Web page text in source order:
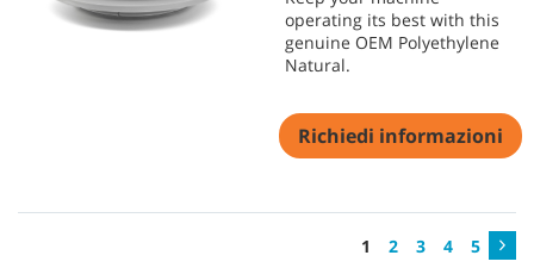
operating its best with this
genuine OEM Polyethylene
Natural.
Richiedi informazioni
1 2 3 4 5